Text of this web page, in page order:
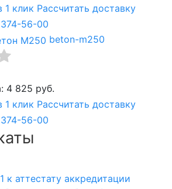
1 клик Рассчитать доставку
56-00
beton-m250
4 825 руб.
1 клик Рассчитать доставку
56-00